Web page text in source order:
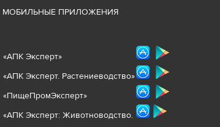
МОБИЛЬНЫЕ ПРИЛОЖЕНИЯ
«АПК Эксперт»
«АПК Эксперт. Растениеводство»
«ПищеПромЭксперт»
«АПК Эксперт: Животноводство.